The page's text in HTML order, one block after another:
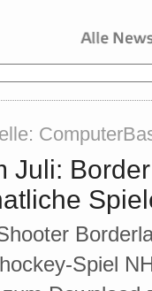
Juli:
Spiel